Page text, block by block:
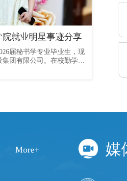
就业明星事迹分享
届秘书学专业毕业生，现
团有限公司。在校勤学深
在数
戎、
将军
服
More+ 媒